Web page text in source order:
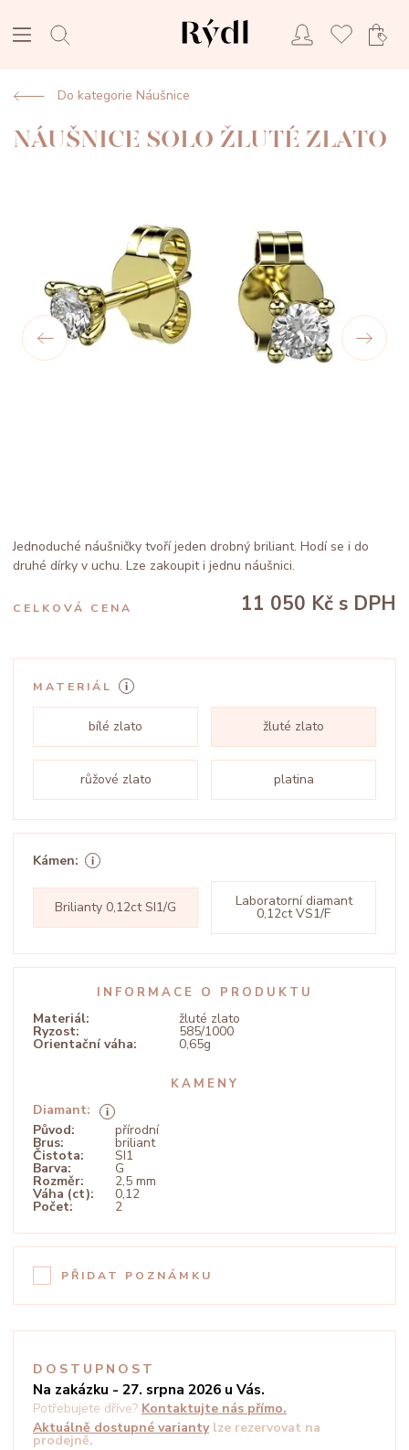
Do kategorie Náušnice
NÁUŠNICE SOLO ŽLUTÉ ZLATO
Jednoduché náušničky tvoří jeden drobný briliant. Hodí se i do
druhé dírky v uchu. Lze zakoupit i jednu náušnici.
CELKOVÁ CENA 11 050 Kč s DPH
MATERIÁL
bílé zlato žluté zlato
růžové zlato platina
Kámen:
Brilianty 0,12ct SI1/G Laboratorní diamant
0,12ct VS1/F
INFORMACE O PRODUKTU
Materiál: žluté zlato
Ryzost: 585/1000
Orientační váha: 0,65g
KAMENY
Diamant:
Původ:
přírodní
Brus: briliant
Čistota: SI1
Barva: G
Rozměr: 2,5 mm
Váha (ct): 0,12
Počet: 2
PŘIDAT POZNÁMKU
DOSTUPNOST
Na zakázku - 27. srpna 2026 u Vás.
Potřebujete dříve? Kontaktujte nás přímo.
Aktuálně dostupné varianty lze rezervovat na
prodejně.